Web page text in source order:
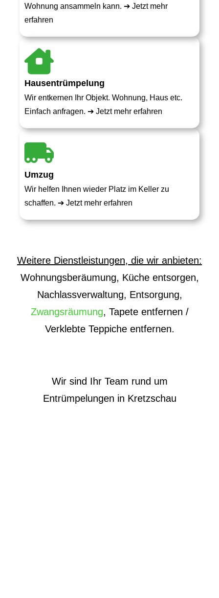
Wohnung ansammeln kann. ➔ Jetzt mehr
erfahren
Hausentrümpelung
Wir entkernen Ihr Objekt. Wohnung, Haus etc.
Einfach anfragen. ➔ Jetzt mehr erfahren
Umzug
Wir helfen Ihnen wieder Platz im Keller zu
schaffen. ➔ Jetzt mehr erfahren
Weitere Dienstleistungen, die wir anbieten:
Wohnungsberäumung, Küche entsorgen,
Nachlassverwaltung, Entsorgung,
Zwangsräumung, Tapete entfernen /
Verklebte Teppiche entfernen.
Wir sind Ihr Team rund um
Entrümpelungen in Kretzschau